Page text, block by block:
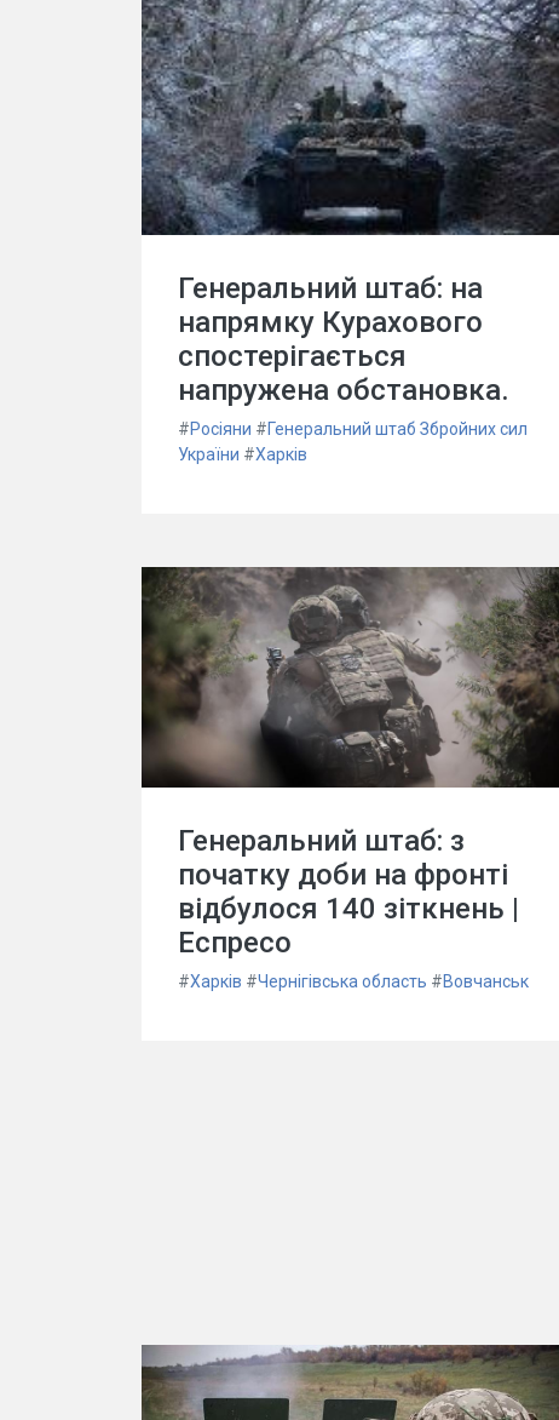
Генеральний штаб: на
напрямку Курахового
спостерігається
напружена обстановка.
#Росіяни #Генеральний штаб Збройних сил
України #Харків
Генеральний штаб: з
початку доби на фронті
відбулося 140 зіткнень |
Еспресо
#Харків #Чернігівська область #Вовчанськ